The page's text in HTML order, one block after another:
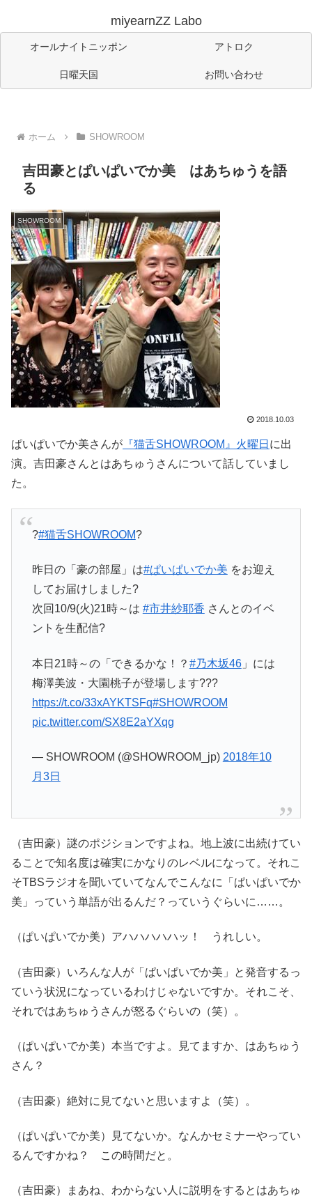
miyearnZZ Labo
オールナイトニッポン アトロク
日曜天国 お問い合わせ
ホーム SHOWROOM
吉田豪とぱいぱいでか美 はあちゅうを語
る
SHOWROOM
2018.10.03
ぱいぱいでか美さんが 『猫舌SHOWROOM』火曜日 に出
演。吉田豪さんとはあちゅうさんについて話していまし
た。
?#猫舌SHOWROOM?
昨日の「豪の部屋」は#ぱいぱいでか美 をお迎え
してお届けしました?
次回10/9(火)21時～は #市井紗耶香 さんとのイベ
ントを生配信?
本日21時～の「できるかな！？ #乃木坂46」には
梅澤美波・大園桃子が登場します???
https://t.co/33xAYKTSFq#SHOWROOM
pic.twitter.com/SX8E2aYXqg
— SHOWROOM (@SHOWROOM_jp) 2018年10
月3日
（吉田豪）謎のポジションですよね。地上波に出続けてい
ることで知名度は確実にかなりのレベルになって。それこ
そTBSラジオを聞いていてなんでこんなに「ぱいぱいでか
美」っていう単語が出るんだ？っていうぐらいに……。
（ぱいぱいでか美）アハハハハハッ！ うれしい。
（吉田豪）いろんな人が「ぱいぱいでか美」と発音するっ
ていう状況になっているわけじゃないですか。それこそ、
それではあちゅうさんが怒るぐらいの（笑）。
（ぱいぱいでか美）本当ですよ。見てますか、はあちゅう
さん？
（吉田豪）絶対に見てないと思いますよ（笑）。
（ぱいぱいでか美）見てないか。なんかセミナーやってい
るんですかね？ この時間だと。
（吉田豪）まあね、わからない人に説明をするとはあちゅ